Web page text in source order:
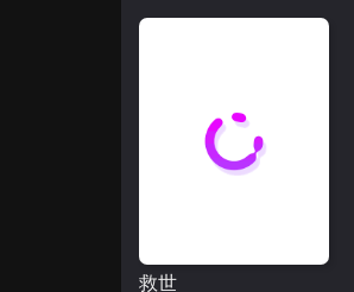
救世